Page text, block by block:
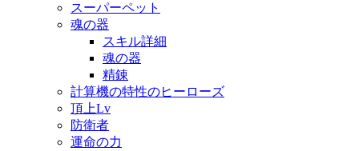
スーパーペット
魂の器
スキル詳細
魂の器
精錬
計算機の特性のヒーローズ
頂上Lv
防衛者
運命の力